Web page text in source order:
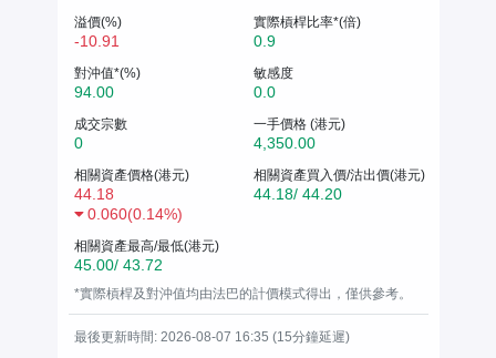
溢價(%)
-10.91
實際槓桿比率*(倍)
0.9
對沖值*(%)
94.00
敏感度
0.0
成交宗數
0
一手價格 (港元)
4,350.00
相關資產價格(港元)
44.18
0.060(0.14%)
相關資產買入價/沽出價(港元)
44.18/ 44.20
相關資產最高/最低(港元)
45.00/ 43.72
*實際槓桿及對沖值均由法巴的計價模式得出，僅供參考。
最後更新時間: 2026-08-07 16:35 (15分鐘延遲)